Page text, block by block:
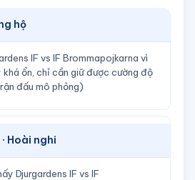
hộ
IF vs IF Brommapojkarna vì
ổn, chỉ cần giữ được cường độ
đấu mô phỏng)
Hoài nghi
Djurgardens IF vs IF